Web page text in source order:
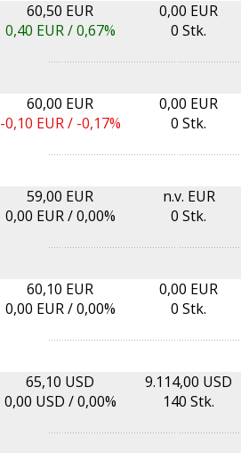
60,50 EUR
0,40 EUR /0,67%
0,00 EUR
0 Stk.
60,00 EUR
-0,10 EUR / -0,17%
0,00 EUR
0 Stk.
59,00 EUR
0,00 EUR /0,00%
n.v. EUR
0 Stk.
60,10 EUR
0,00 EUR /0,00%
0,00 EUR
0 Stk.
65,10 USD
0,00 USD /0,00%
9.114,00 USD
140 Stk.